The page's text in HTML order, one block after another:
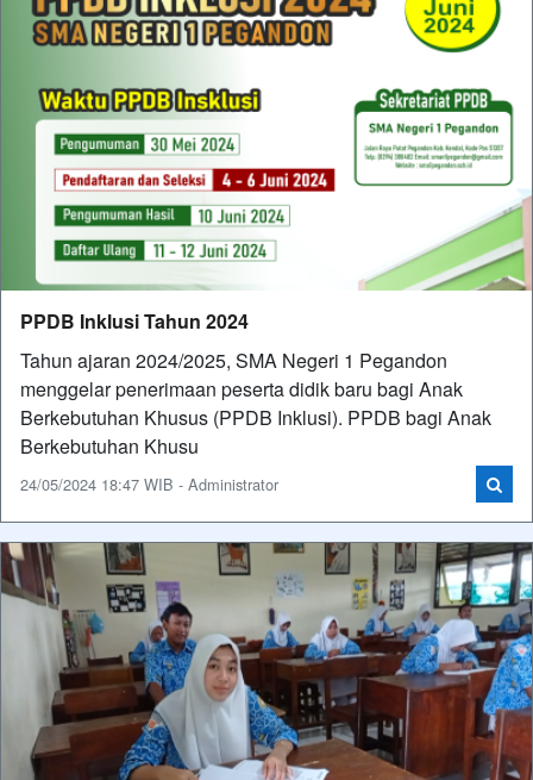
PPDB Inklusi Tahun 2024
Tahun ajaran 2024/2025, SMA Negeri 1 Pegandon
menggelar penerimaan peserta didik baru bagi Anak
Berkebutuhan Khusus (PPDB Inklusi). PPDB bagi Anak
Berkebutuhan Khusu
24/05/2024 18:47 WIB - Administrator